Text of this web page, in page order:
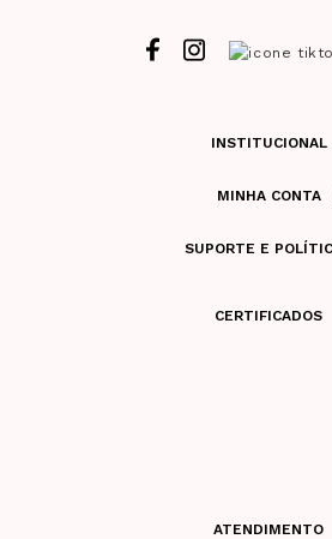
INSTITUCIONAL
MINHA CONTA
SUPORTE E
CERTIFICADOS
ATENDIMENTO